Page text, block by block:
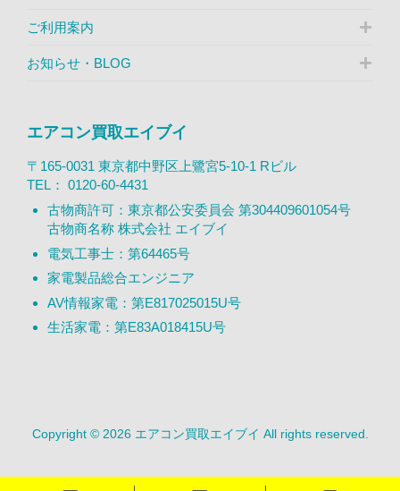
ご利用案内
お知らせ・BLOG
エアコン買取エイブイ
〒165-0031 東京都中野区上鷺宮5-10-1 Rビル
TEL： 0120-60-4431
古物商許可：東京都公安委員会 第304409601054号
古物商名称 株式会社 エイブイ
電気工事士：第64465号
家電製品総合エンジニア
AV情報家電：第E817025015U号
生活家電：第E83A018415U号
Copyright © 2026 エアコン買取エイブイ All rights reserved.